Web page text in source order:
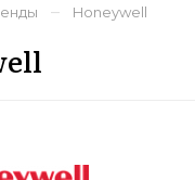
– Honeywell